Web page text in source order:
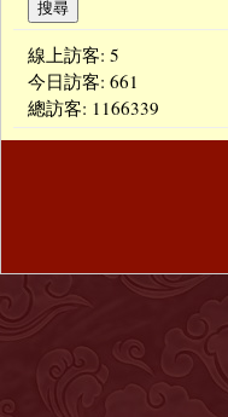
線上訪客: 5
今日訪客: 661
總訪客: 1166339